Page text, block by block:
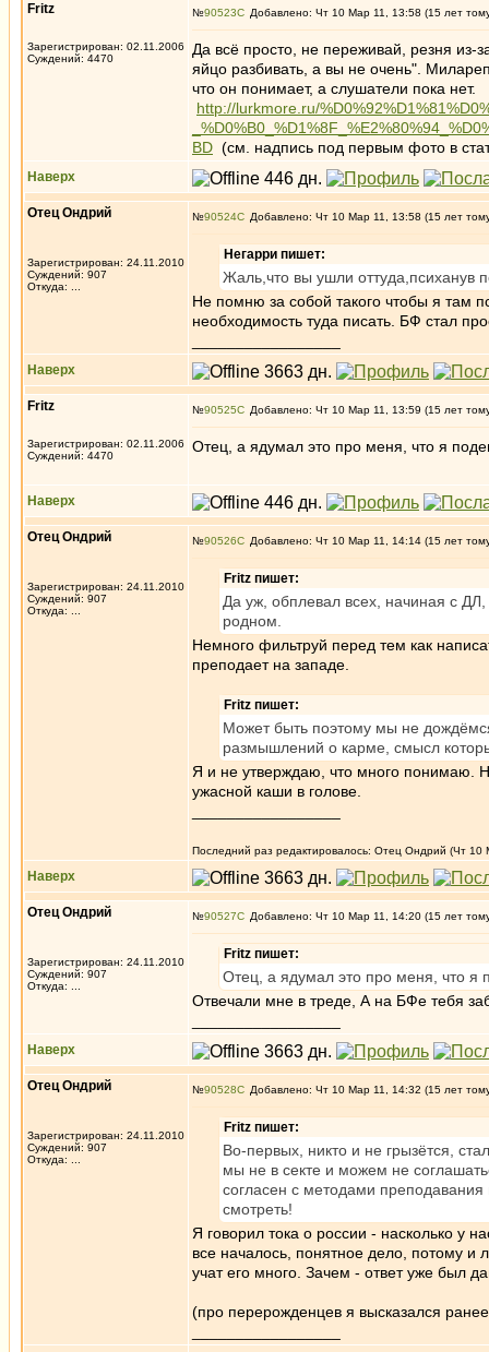
Fritz
Зарегистрирован: 02.11.2006
Суждений: 4470
№90523 Добавлено: Чт 10 Мар 11, 13:58 (15 лет
Да всё просто, не переживай, резня
яйцо разбивать, а вы не очень".
что он понимает, а слушатели пока нет.
http://lurkmore.ru/
BD (см. надпись под первым фото в
Наверх
Отец Ондрий
Зарегистрирован: 24.11.2010
Суждений: 907
Откуда: ...
№90524 Добавлено: Чт 10 Мар 11, 13:58 (15 лет
Негарри пишет:
Жаль,что вы ушли оттуда,психанув
Не помню за собой такого чтобы я там
необходимость туда писать. БФ стал
Наверх
Fritz
Зарегистрирован: 02.11.2006
Суждений: 4470
№90525 Добавлено: Чт 10 Мар 11, 13:59 (15 лет
Отец, а ядумал это про меня, что я
Наверх
Отец Ондрий
Зарегистрирован: 24.11.2010
Суждений: 907
Откуда: ...
№90526 Добавлено: Чт 10 Мар 11, 14:14 (15 лет
Fritz пишет:
Да уж, обплевал всех, начиная с
родном.
Немного фильтруй перед тем как
преподает на западе.
Fritz пишет:
Может быть поэтому мы не
размышлений о карме, смысл
Я и не утверждаю, что много понимаю.
ужасной каши в голове.
Последний раз редактировалось: Отец Ондрий (Чт 10
Наверх
Отец Ондрий
Зарегистрирован: 24.11.2010
Суждений: 907
Откуда: ...
№90527 Добавлено: Чт 10 Мар 11, 14:20 (15 лет
Fritz пишет:
Отец, а ядумал это про меня, что я
Отвечали мне в треде, А на БФе тебя
Наверх
Отец Ондрий
Зарегистрирован: 24.11.2010
Суждений: 907
Откуда: ...
№90528 Добавлено: Чт 10 Мар 11, 14:32 (15 лет
Fritz пишет:
Во-первых, никто и не грызётся,
мы не в секте и можем не
согласен с методами преподавания
смотреть!
Я говорил тока о россии - насколько у
все началось, понятное дело, потому и
учат его много. Зачем - ответ уже был
(про перерожденцев я высказался